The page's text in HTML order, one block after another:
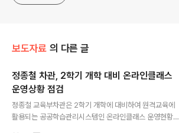
보도자료 의 다른 글
정종철 차관, 2학기 개학 대비 온라인클래스
운영상황 점검
정종철 교육부차관은 2학기 개학에 대비하여 원격교육에
활용되는 공공학습관리시스템인 온라인클래스 운영현황을